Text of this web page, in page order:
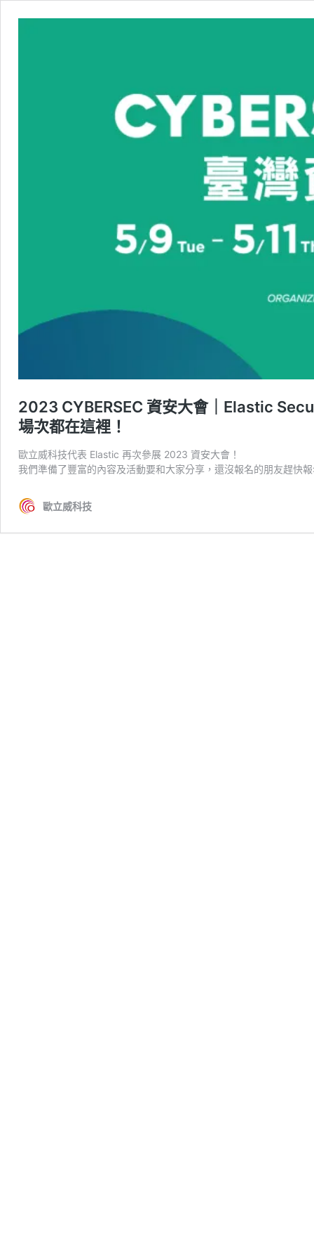
2023 CYBERSEC 資安大會｜Elastic
場次都在這裡！
歐立威科技代表 Elastic 再次參展 2023 資安大會！
我們準備了豐富的內容及活動要和大家分享，還沒報名的朋友趕快
歐立威科技